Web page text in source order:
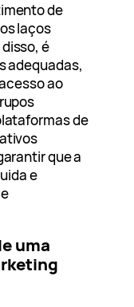
de
laços
é
adequadas,
ao
de
que a
e
uma